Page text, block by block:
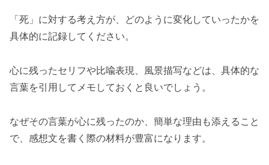
「死」に対する考え方が、どのように変化していったかを
具体的に記録してください。
心に残ったセリフや比喩表現、風景描写などは、具体的な
言葉を引用してメモしておくと良いでしょう。
なぜその言葉が心に残ったのか、簡単な理由も添えること
で、感想文を書く際の材料が豊富になります。